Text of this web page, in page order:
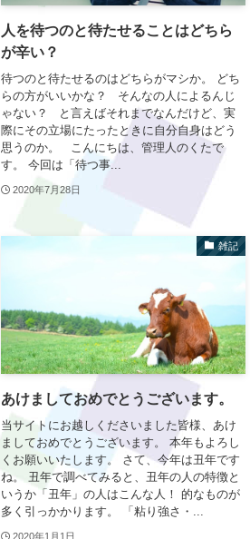
人を待つのと待たせることはどちら
が辛い？
待つのと待たせるのはどちらがマシか。 どち
らの方がいいかな？ そんなの人によるんじ
ゃない？ と言えばそれまでなんだけど、実
際にその立場にたったときに自分自身はどう
思うのか。 こんにちは、管理人のくたで
す。 今回は「待つ事...
2020年7月28日
雑記
あけましておめでとうございます。
当サイトにお越しくださいました皆様、あけ
ましておめでとうございます。 本年もよろし
くお願いいたします。 さて、今年は丑年です
ね。 丑年で調べてみると、丑年の人の特徴と
いうか「丑年」の人はこんな人！ 的なものが
多く引っかかります。 「粘り強さ・...
2020年1月1日